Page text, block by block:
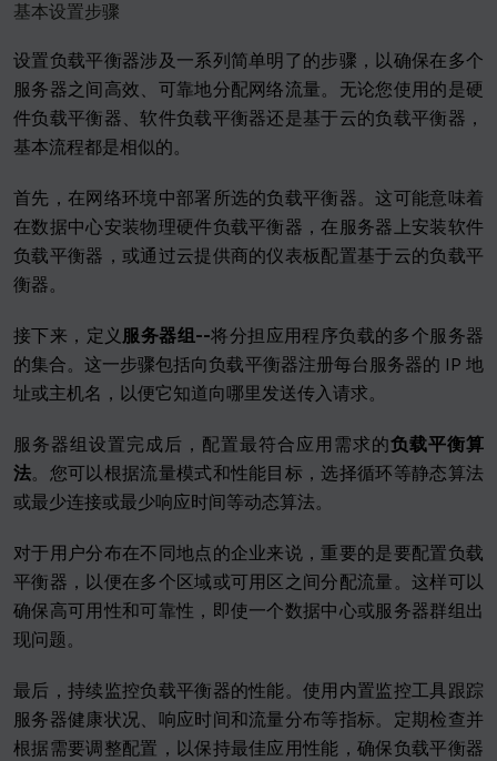
基本设置步骤
设置负载平衡器涉及一系列简单明了的步骤，以确保在多个
服务器之间高效、可靠地分配网络流量。无论您使用的是硬
件负载平衡器、软件负载平衡器还是基于云的负载平衡器，
基本流程都是相似的。
首先，在网络环境中部署所选的负载平衡器。这可能意味着
在数据中心安装物理硬件负载平衡器，在服务器上安装软件
负载平衡器，或通过云提供商的仪表板配置基于云的负载平
衡器。
接下来，定义 服务器组--将分担应用程序负载的多个服务器
的集合。这一步骤包括向负载平衡器注册每台服务器的 IP 地
址或主机名，以便它知道向哪里发送传入请求。
服务器组设置完成后，配置最符合应用需求的负载平衡算
法。您可以根据流量模式和性能目标，选择循环等静态算法
或最少连接或最少响应时间等动态算法。
对于用户分布在不同地点的企业来说，重要的是要配置负载
平衡器，以便在多个区域或可用区之间分配流量。这样可以
确保高可用性和可靠性，即使一个数据中心或服务器群组出
现问题。
最后，持续监控负载平衡器的性能。使用内置监控工具跟踪
服务器健康状况、响应时间和流量分布等指标。定期检查并
根据需要调整配置，以保持最佳应用性能，确保负载平衡器